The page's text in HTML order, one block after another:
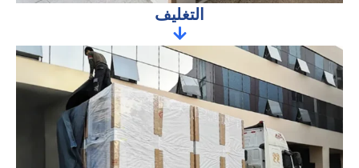
التغليف